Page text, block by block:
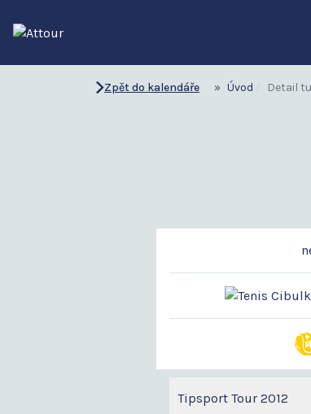
Úvod Detail
Zpět do kalendáře
Tipsport Tour 2012